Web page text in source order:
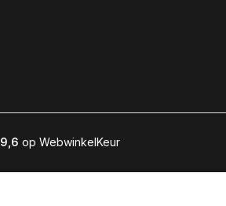
9,6 op WebwinkelKeur